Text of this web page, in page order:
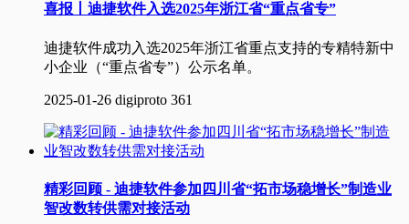
喜报丨迪捷软件入选2025年浙江省“重点省专”
迪捷软件成功入选2025年浙江省重点支持的专精特新中
小企业（“重点省专”）公示名单。
2025-01-26 digiproto 361
精彩回顾 - 迪捷软件参加四川省“拓市场稳增长”制造业
智改数转供需对接活动